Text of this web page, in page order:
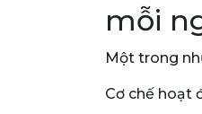
mỗi
Một trong
Cơ chế hoạt